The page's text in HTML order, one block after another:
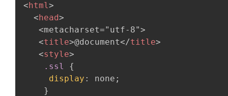
<html>
<head>
   <metacharset="utf-8">
<title>@document</title>
<style>
.ssl
{
display : none ;
}